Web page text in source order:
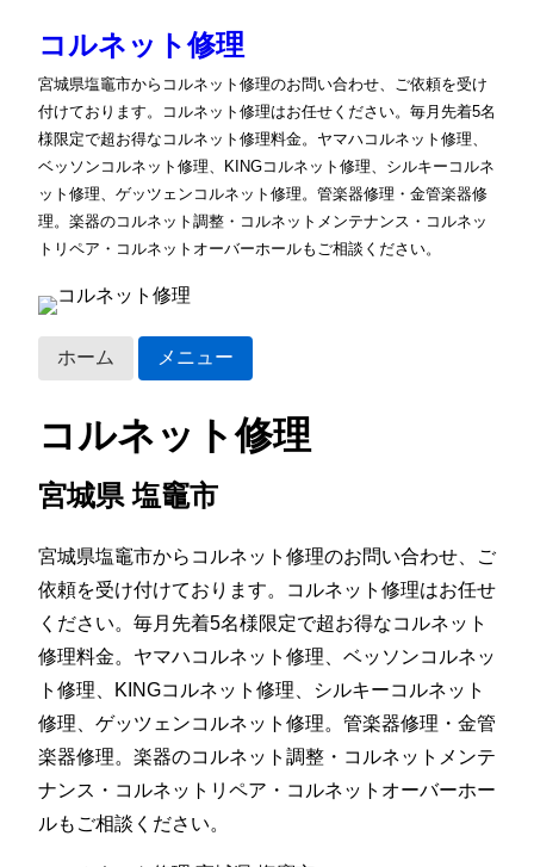
コルネット修理
宮城県塩竈市からコルネット修理のお問い合わせ、ご依頼を受け
付けております。コルネット修理はお任せください。毎月先着5名
様限定で超お得なコルネット修理料金。ヤマハコルネット修理、
ベッソンコルネット修理、KINGコルネット修理、シルキーコルネ
ット修理、ゲッツェンコルネット修理。管楽器修理・金管楽器修
理。楽器のコルネット調整・コルネットメンテナンス・コルネッ
トリペア・コルネットオーバーホールもご相談ください。
ホーム メニュー
コルネット修理
宮城県 塩竈市
宮城県塩竈市からコルネット修理のお問い合わせ、ご
依頼を受け付けております。コルネット修理はお任せ
ください。毎月先着5名様限定で超お得なコルネット
修理料金。ヤマハコルネット修理、ベッソンコルネッ
ト修理、KINGコルネット修理、シルキーコルネット
修理、ゲッツェンコルネット修理。管楽器修理・金管
楽器修理。楽器のコルネット調整・コルネットメンテ
ナンス・コルネットリペア・コルネットオーバーホー
ルもご相談ください。